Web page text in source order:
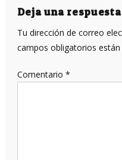
Deja una respuesta
Tu dirección de correo
campos obligatorios
Comentario *